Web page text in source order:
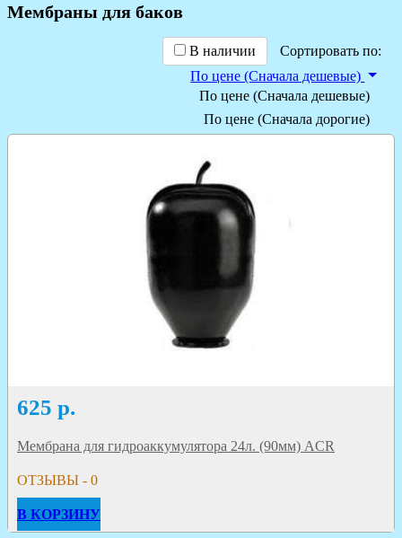
Мембраны для баков
В наличии
Сортировать по:
По цене (Сначала дешевые)
По цене (Сначала дешевые)
По цене (Сначала дорогие)
625 р.
Мембрана для гидроаккумулятора 24л. (90мм) ACR
ОТЗЫВЫ - 0
В КОРЗИНУ